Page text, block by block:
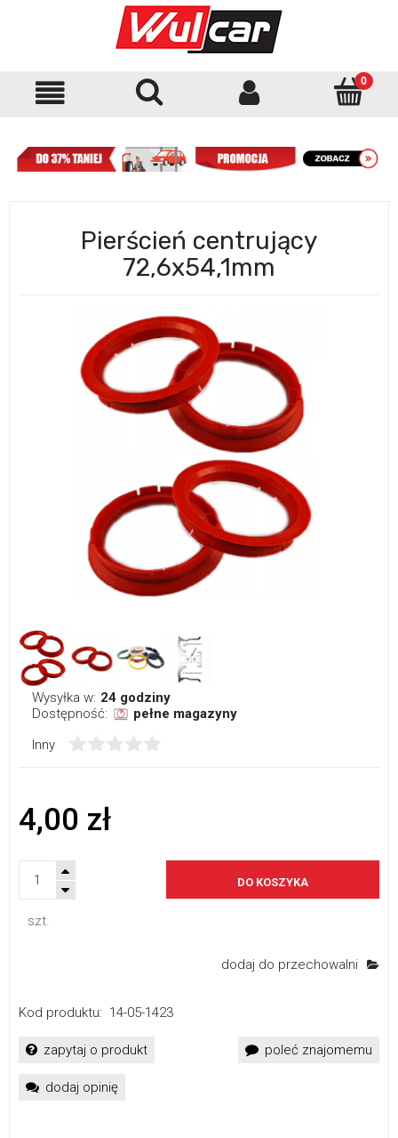
Pierścień centrujący
72,6x54,1mm
Wysyłka w: 24 godziny
Dostępność:
pełne magazyny
Inny
4,00 zł
szt.
DO KOSZYKA
dodaj do przechowalni
Kod produktu: 14-05-1423
zapytaj o produkt poleć znajomemu
dodaj opinię